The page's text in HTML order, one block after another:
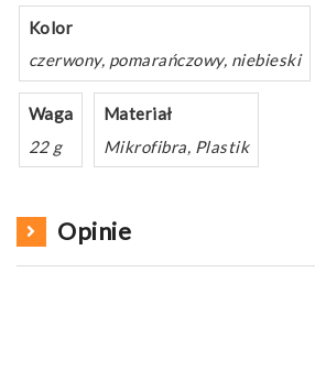
Kolor
czerwony, pomarańczowy, niebieski
Waga
22 g
Materiał
Mikrofibra, Plastik
Opinie